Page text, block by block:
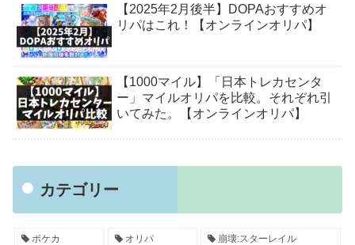
【2025年2月後半】DOPAおすすめオ
リパはこれ！【オンラインオリパ】
【1000マイル】「日本トレカセンタ
ー」マイルオリパを比較。それぞれ引
いてみた。【オンラインオリパ】
カテゴリー
ポケカ オリパ 崩壊:スターレイル